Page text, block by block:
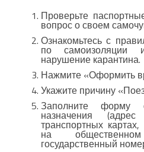
Проверьте
вопрос о своем
Ознакомьтесь с
по самоизоляции
нарушение карантина.
Нажмите «Оформить
Укажите причину
Заполните форму
назначения
транспортных
на
государственный